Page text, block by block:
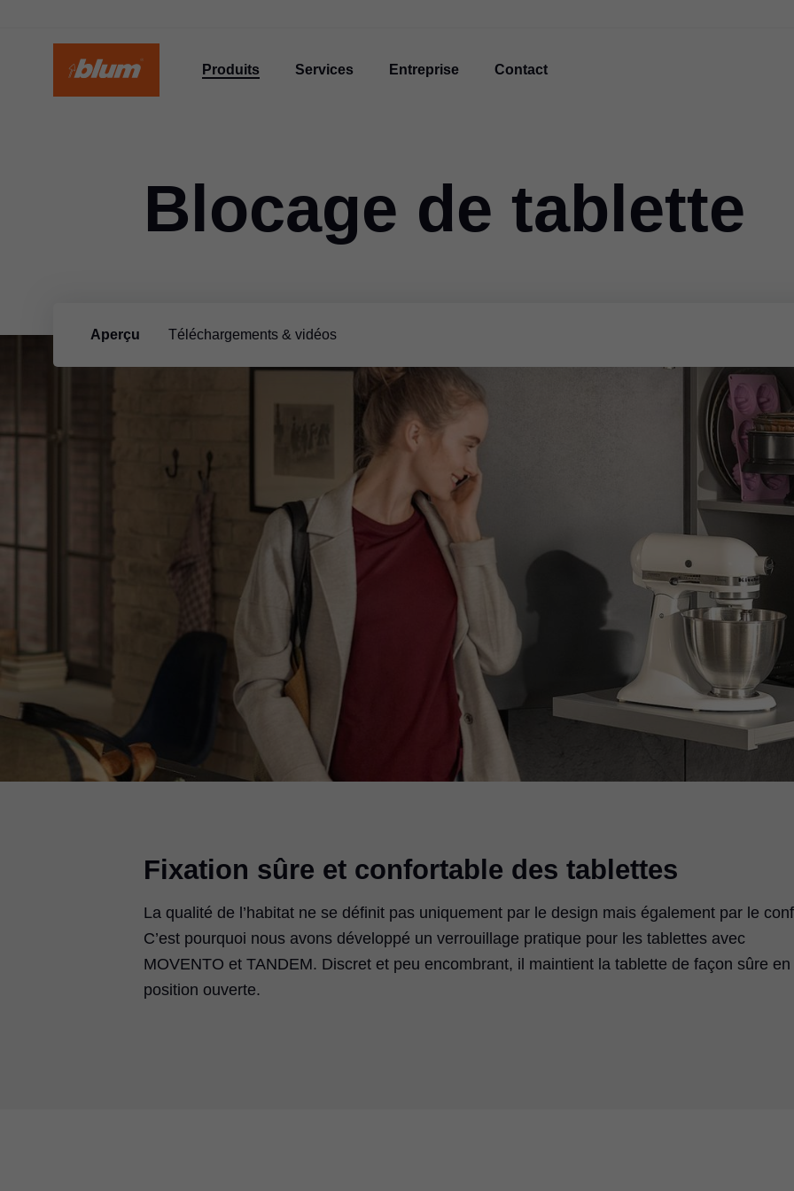
Produits Services Entreprise Contact
Aperçu Téléchargements & vidéos
Blocage de tablette
Fixation sûre et confortable des tablettes
La qualité de l’habitat ne se définit pas uniquement par le design mais également par le
C’est pourquoi nous avons développé un verrouillage pratique pour les tablettes avec
MOVENTO et TANDEM. Discret et peu encombrant, il maintient la tablette de façon sûre en
position ouverte.